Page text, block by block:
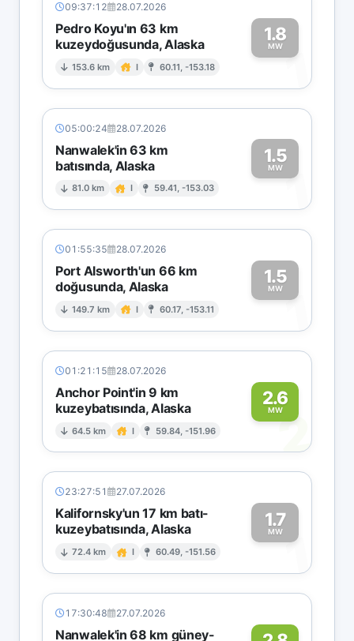
09:37:12 28.07.2026
Pedro Koyu'ın 63 km
kuzeydoğusunda, Alaska
153.6 km I 60.11, -153.18
1.8
MW1
05:00:24 28.07.2026
Nanwalek'in 63 km
batısında, Alaska
81.0 km I 59.41, -153.03
1.5
MW1
01:55:35 28.07.2026
Port Alsworth'un 66 km
doğusunda, Alaska
149.7 km I 60.17, -153.11
1.5
MW1
01:21:15 28.07.2026
Anchor Point'in 9 km
kuzeybatısında, Alaska
64.5 km I 59.84, -151.96
2.6
MW2
23:27:51 27.07.2026
Kalifornsky'un 17 km batı-
kuzeybatısında, Alaska
72.4 km I 60.49, -151.56
1.7
MW1
17:30:48 27.07.2026
Nanwalek'in 68 km güney-